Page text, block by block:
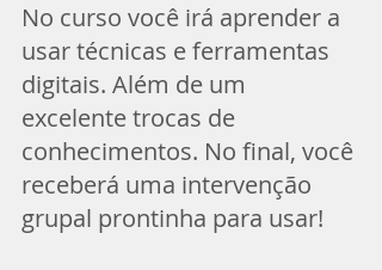
No curso você irá aprender a
usar técnicas e ferramentas
digitais. Além de um
excelente trocas de
conhecimentos. No final, você
receberá uma intervenção
grupal prontinha para usar!